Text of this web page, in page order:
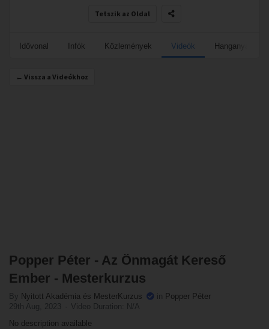
Tetszik az Oldal
Idővonal Infók Közlemények Videók Hanganyagok
← Vissza a Videókhoz
Popper Péter - Az Önmagát Kereső
Ember - Mesterkurzus
By Nyitott Akadémia és MesterKurzus in Popper Péter
29th Aug, 2023
Video Duration: N/A
No description available